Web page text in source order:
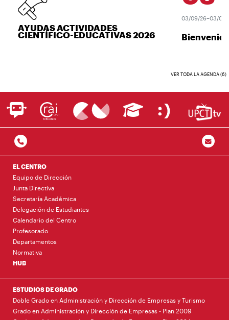
AYUDAS ACTIVIDADES
CIENTÍFICO-EDUCATIVAS 2026
03/09/26–03/09/
Bienvenida
VER TODA LA AGENDA (6)
EL CENTRO
Equipo de Dirección
Junta Directiva
Secretaría Académica
Delegación de Estudiantes
Calendario del Centro
Profesorado
Departamentos
Normativa
HUB
ESTUDIOS DE GRADO
Doble Grado en Administración y Dirección de Empresas y Turismo
Grado en Administración y Dirección de Empresas - Plan 2009